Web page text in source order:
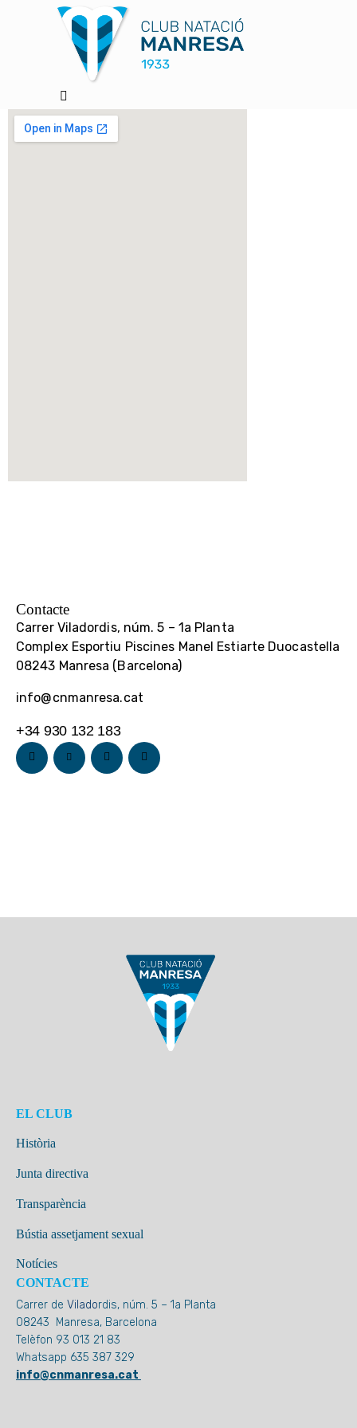
Contacte
Carrer Viladordis, núm. 5 – 1a Planta
Complex Esportiu Piscines Manel Estiarte Duocastella
08243 Manresa (Barcelona)
info@cnmanresa.cat
+34 930 132 183
instagramtwitter-facebooktwitch
EL CLUB
Història
Junta directiva
Transparència
Bústia assetjament sexual
Notícies
CONTACTE
Carrer de Viladordis, núm. 5 – 1a Planta
08243 Manresa, Barcelona
Telèfon 93 013 21 83
Whatsapp 635 387 329
info@cnmanresa.cat